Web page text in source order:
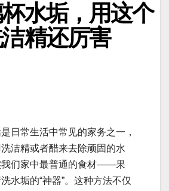
水垢，用这个
精还厉害
日常生活中常见的家务之一，
洁精或者醋来去除顽固的水
我们家中最普通的食材——果
水垢的“神器”。这种方法不仅